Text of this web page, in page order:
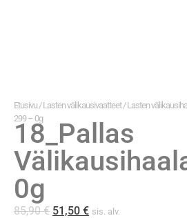
Etusivu /Lasten välikausivaatteet/Lasten
299 – 0g
18_Pallas
0g
85,90€ 51,50 € sis. alv.